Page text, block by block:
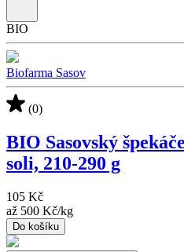
BIO
Biofarma Sasov
(0)
BIO Sasovský
soli, 210-290 g
105 Kč
až 500 Kč/kg
Do košíku